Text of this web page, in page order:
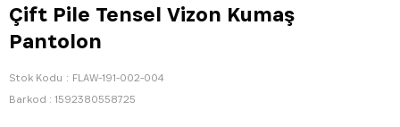
Çift Pile Tensel Vizon Kumaş
Pantolon
Stok Kodu
FLAW-191-002-004
Barkod : 1592380558725